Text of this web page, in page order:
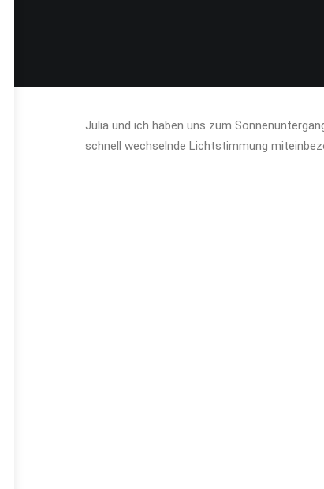
Julia und ich haben uns zum
schnell wechselnde Lichtstimmung